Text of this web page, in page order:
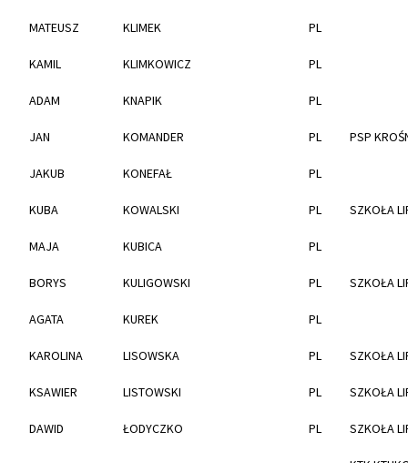
MATEUSZ KLIMEK PL
KAMIL KLIMKOWICZ PL
ADAM KNAPIK PL
JAN KOMANDER PL PSP
JAKUB KONEFAŁ PL
KUBA KOWALSKI PL SZKOŁA
MAJA KUBICA PL
BORYS KULIGOWSKI PL SZKOŁA
AGATA KUREK PL
KAROLINA LISOWSKA PL SZKOŁA
KSAWIER LISTOWSKI PL SZKOŁA
DAWID ŁODYCZKO PL SZKOŁA